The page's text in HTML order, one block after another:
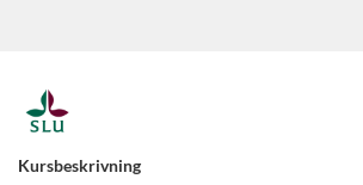
F
u
Kursbeskrivning